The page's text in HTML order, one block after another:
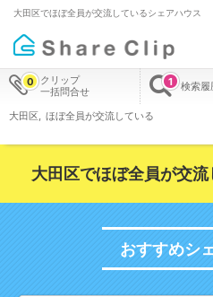
大田区でほぼ全員が交流しているシェアハウス
クリップ
一括問合せ
0 検索履
1
大田区 ほぼ全員が交流している
大田区でほぼ全員が交
おすすめシ